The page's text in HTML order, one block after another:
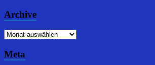
Archive
Archive
Meta